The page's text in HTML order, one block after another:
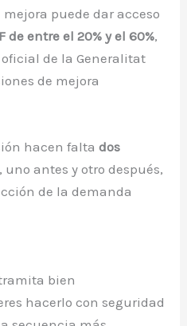
mejora puede dar acceso
de entre el 20% y el 60%,
de la Generalitat
de mejora
hacen faltados
, uno antes y otro después,
de la demanda
bien
hacerlo con seguridad